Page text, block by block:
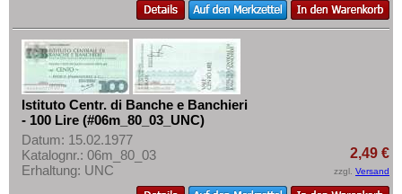
Spanien
Spitzbergen
Tatarstan
Transnistrien
Tschechische Republik
Tschechoslowakei
Istituto Centr. di Banche e Banchieri
- 100 Lire (#06m_80_03_UNC)
Datum: 15.02.1977
Katalognr.: 06m_80_03
Erhaltung: UNC
2,49 €
zzgl. Versand